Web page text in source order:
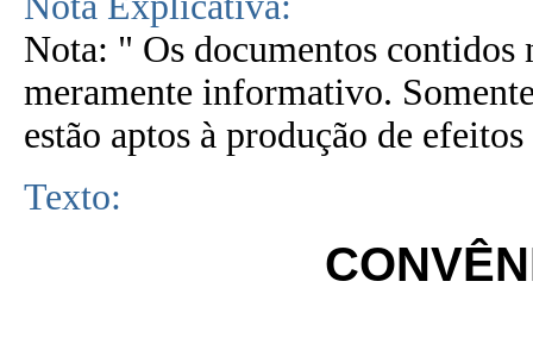
Nota: " Os documentos contidos
meramente informativo.
estão aptos à produção de
Texto: